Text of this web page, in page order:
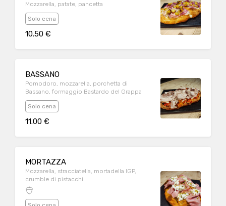
Mozzarella, patate, pancetta
Solo cena
10.50 €
BASSANO
Pomodoro, mozzarella, porchetta di
Bassano, formaggio Bastardo del Grappa
Solo cena
11.00 €
MORTAZZA
Mozzarella, stracciatella, mortadella IGP,
crumble di pistacchi